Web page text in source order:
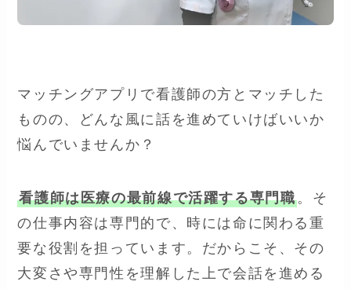
マッチングアプリで看護師の方とマッチした
ものの、どんな風に話を進めていけばいいか
悩んでいませんか？
看護師は医療の最前線で活躍する専門職。そ
の仕事内容は専門的で、時には命に関わる重
要な役割を担っています。だからこそ、その
大変さや専門性を理解した上で会話を進める